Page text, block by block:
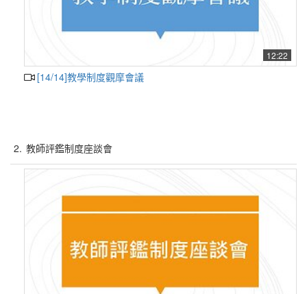
12:22
[14/14]教學制度觀摩會議
2. 教師評鑑制度座談會